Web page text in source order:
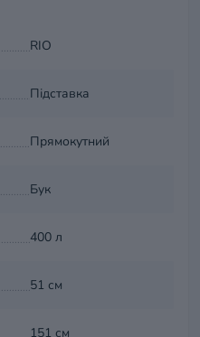
RIO
Підставка
Прямокутний
Бук
400 л
51 см
151 см